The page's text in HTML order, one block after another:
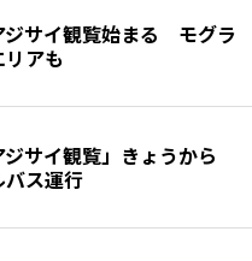
ジサイ観覧始まる モグラ
アも
サイ観覧」きょうから
ス運行